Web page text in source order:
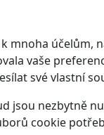
vaše
své vlastní
jsou nezbytně
cookie